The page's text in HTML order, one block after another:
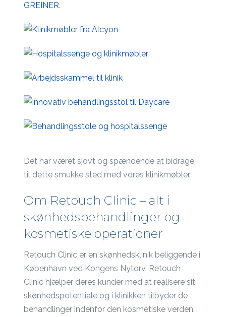
GREINER.
Det har været sjovt og spændende at bidrage
til dette smukke sted med vores klinikmøbler.
Om Retouch Clinic – alt i
skønhedsbehandlinger og
kosmetiske operationer
Retouch Clinic er en skønhedsklinik beliggende i
København ved Kongens Nytorv. Retouch
Clinic hjælper deres kunder med at realisere sit
skønhedspotentiale og i klinikken tilbyder de
behandlinger indenfor den kosmetiske verden.